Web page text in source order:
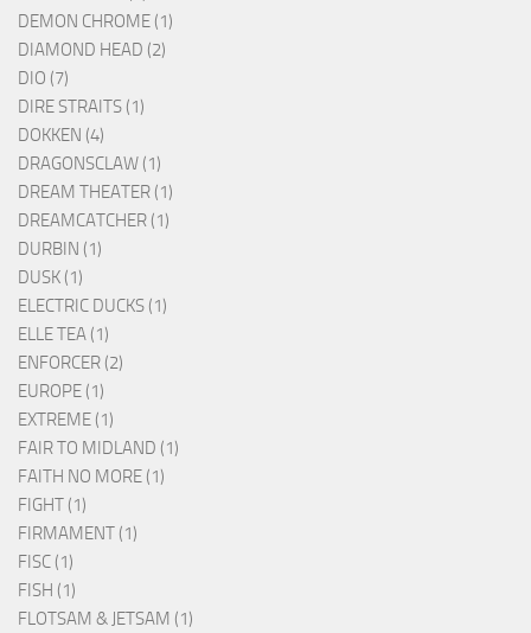
DEMON CHROME (1)
DIAMOND HEAD (2)
DIO (7)
DIRE STRAITS (1)
DOKKEN (4)
DRAGONSCLAW (1)
DREAM THEATER (1)
DREAMCATCHER (1)
DURBIN (1)
DUSK (1)
ELECTRIC DUCKS (1)
ELLE TEA (1)
ENFORCER (2)
EUROPE (1)
EXTREME (1)
FAIR TO MIDLAND (1)
FAITH NO MORE (1)
FIGHT (1)
FIRMAMENT (1)
FISC (1)
FISH (1)
FLOTSAM & JETSAM (1)